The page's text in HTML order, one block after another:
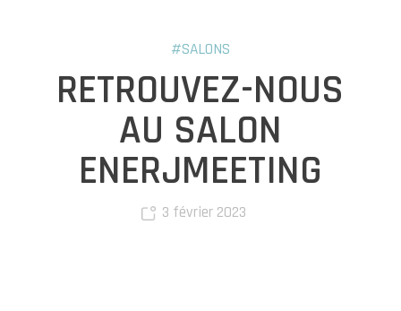
#SALONS
RETROUVEZ-NOUS
AU SALON
ENERJMEETING
3 février 2023